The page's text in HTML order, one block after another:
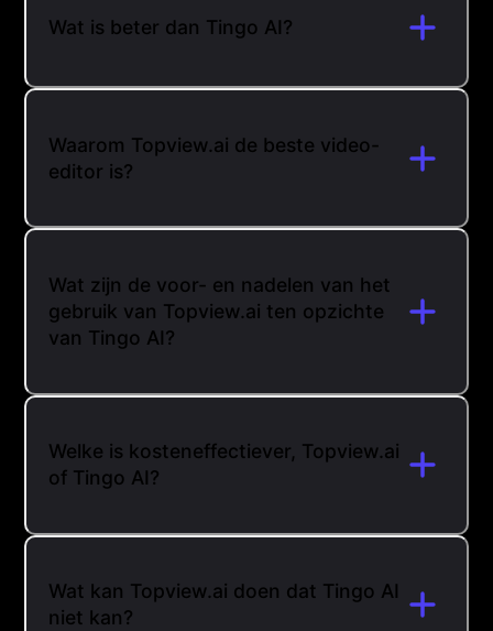
Wat is beter dan Tingo AI?
Waarom Topview.ai de beste video-
editor is?
Wat zijn de voor- en nadelen van het
gebruik van Topview.ai ten opzichte
van Tingo AI?
Welke is kosteneffectiever, Topview.ai
of Tingo AI?
Wat kan Topview.ai doen dat Tingo AI
niet kan?